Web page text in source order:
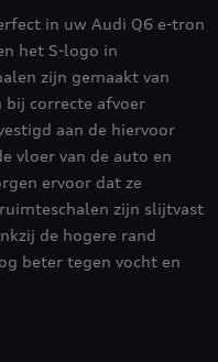
in uw Audi Q6 e-tron
het S-logo in
zijn gemaakt van
correcte afvoer
aan de hiervoor
vloer van de auto en
ervoor dat ze
zijn slijtvast
de hogere rand
beter tegen vocht en